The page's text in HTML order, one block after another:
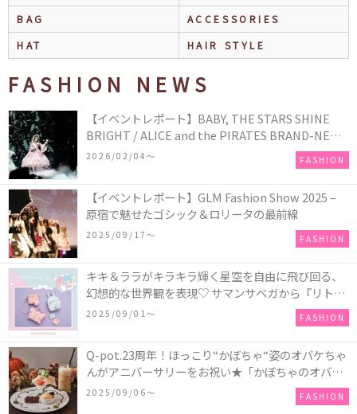
BAG
ACCESSORIES
HAT
HAIR STYLE
FASHION NEWS
【イベントレポート】BABY, THE STARS SHINE
BRIGHT / ALICE and the PIRATES BRAND-NEW
COLLECTION in TOKYO
2026/02/04〜 FASHION
【イベントレポート】GLM Fashion Show 2025 –
原宿で魅せたゴシック＆ロリータの最前線
2025/09/17〜 FASHION
キキ＆ララがキラキラ輝く星空を自由に飛び回る、
幻想的な世界観を表現♡ サマンサベガから『リトル
ツインスターズ』50周年アニバーサリーイヤー』を
2025/09/01〜 FASHION
Q-pot.23周年！ほっこり“かぼちゃ“姿のオバケちゃ
んがアニバーサリーをお祝い★「かぼちゃのオバケ
ーキアクセサリー」が新発売！Q-pot CAFE.では
「かぼちゃのオバケーキプレート」も登場
2025/09/06〜 FASHION